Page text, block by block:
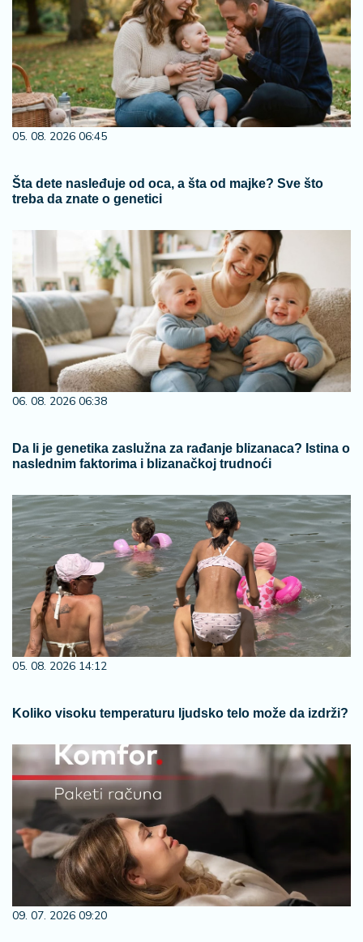
05. 08. 2026 06:45
Šta dete nasleđuje od oca, a šta od majke? Sve što
treba da znate o genetici
06. 08. 2026 06:38
Da li je genetika zaslužna za rađanje blizanaca? Istina o
naslednim faktorima i blizanačkoj trudnoći
05. 08. 2026 14:12
Koliko visoku temperaturu ljudsko telo može da izdrži?
09. 07. 2026 09:20